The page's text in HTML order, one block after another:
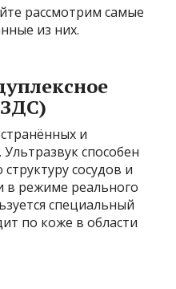
рассмотрим самые
из них.
и
способен
сосудов и
в режиме реального
специальный
по коже в области